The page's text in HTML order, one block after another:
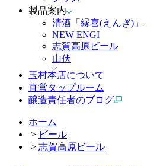
製品案内
清酒「縁喜(えんぎ)」
NEW ENGI
志賀高原ビール
山伏
玉村本店について
直営タップルーム
醸造責任者のブログ
ホーム
> ビール
> 志賀高原ビール